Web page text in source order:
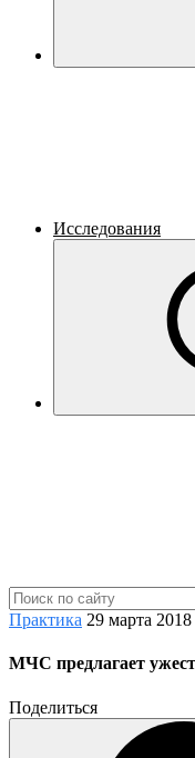
Исследования
Практика 29 марта 2018
МЧС предлагает
Поделиться